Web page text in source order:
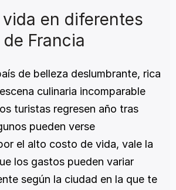
en diferentes
Francia
de belleza deslumbrante, rica
culinaria incomparable
turistas regresen año tras
pueden verse
el alto costo de vida, vale la
los gastos pueden variar
según la ciudad en la que te